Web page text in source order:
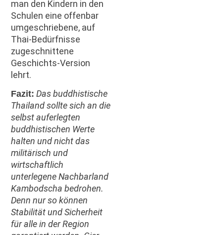
man den Kindern in den
Schulen eine offenbar
umgeschriebene, auf
Thai-Bedürfnisse
zugeschnittene
Geschichts-Version
lehrt.
Fazit: Das buddhistische
Thailand sollte sich an die
selbst auferlegten
buddhistischen Werte
halten und nicht das
militärisch und
wirtschaftlich
unterlegene Nachbarland
Kambodscha bedrohen.
Denn nur so können
Stabilität und Sicherheit
für alle in der Region